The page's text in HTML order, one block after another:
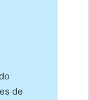
de